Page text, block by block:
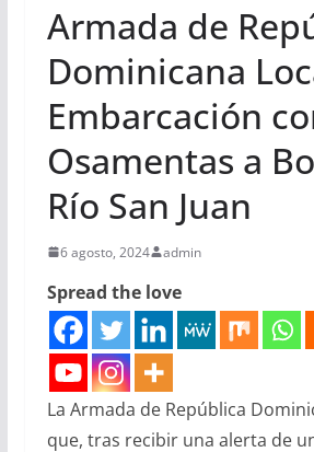
Armada de
Dominicana
Embarcación
Osamentas a
Río San Juan
6 agosto, 2024 admin
Spread the love
La Armada de República
que, tras recibir una alerta de